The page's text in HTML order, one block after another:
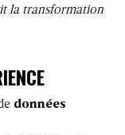
la transformation
données